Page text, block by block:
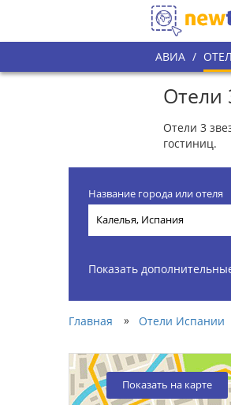
АВИА /
Отели
Отели 3
гостиниц.
Название города или отеля
Показать
Главная » Отели Испании
Показать на карте